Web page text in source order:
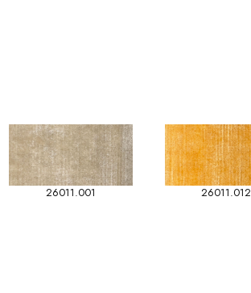
26011.001 26011.012